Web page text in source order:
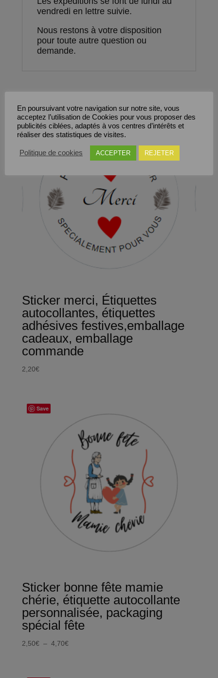
vendredi en lettre suivie.
Nous restons à votre disposition
pour toute autre question ou
demande.
Save
Sticker merci, Étiquettes
autocollantes, étiquettes
adhésives festives,emballage
cadeaux, emballage
commande
2,20€
Save
Sticker bonne fête mamie
chérie, étiquette autocollante
personnalisée, packaging
spécial fête
2,50€ – 4,70€Plage
En poursuivant votre navigation sur notre site, vous
acceptez l’utilisation de Cookies pour vous proposer des
publicités ciblées, adaptés à vos centres d’intérêts et
réaliser des statistiques de visites.
Politique de cookies ACCEPTER REJETER